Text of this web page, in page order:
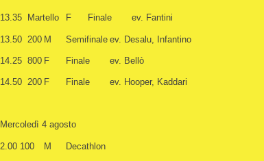
13.35 Martello F Finale ev. Fantini
13.50 200 M Semifinale ev. Desalu, Infantino
14.25 800 F Finale ev. Bellò
14.50 200 F Finale ev. Hooper, Kaddari
Mercoledì 4 agosto
2.00 100 M Decathlon